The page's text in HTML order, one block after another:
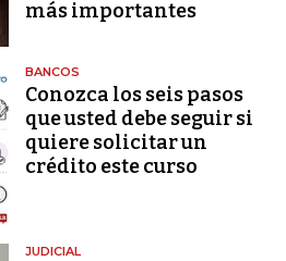
más importantes
BANCOS
Conozca los seis pasos
que usted debe seguir si
quiere solicitar un
crédito este curso
JUDICIAL